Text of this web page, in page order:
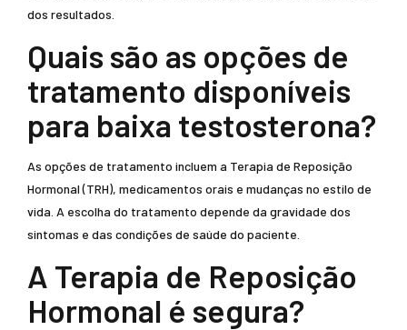
dos resultados.
Quais são as opções de
tratamento disponíveis
para baixa testosterona?
As opções de tratamento incluem a Terapia de Reposição
Hormonal (TRH), medicamentos orais e mudanças no estilo de
vida. A escolha do tratamento depende da gravidade dos
sintomas e das condições de saúde do paciente.
A Terapia de Reposição
Hormonal é segura?